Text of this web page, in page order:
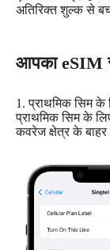
अतिरिक्त शुल्क से
आपका eSIM
1. प्राथमिक सिम के
प्राथमिक सिम के
कवरेज क्षेत्र के